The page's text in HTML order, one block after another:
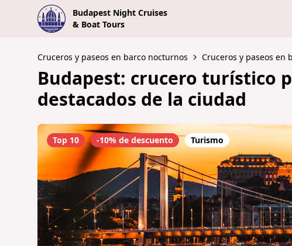
Budapest Night Cruises
& Boat Tours
Cruceros y paseos en barco nocturnos Cruceros y paseos en
Budapest: crucero turístico
destacados de la ciudad
Top 10 -10% de descuento Turismo